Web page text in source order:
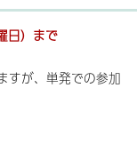
日）まで
すが、単発での参加